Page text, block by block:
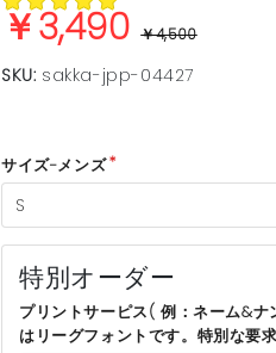
￥3,490￥4,500
SKU: sakka-jpp-04427
サイズ-メンズ
特別オーダー
プリントサーピス( 例：ネーム&
はリーグフォントです。特別な要